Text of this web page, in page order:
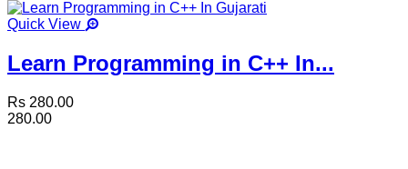
Quick View
Learn Programming in C++ In...
Rs 280.00
280.00